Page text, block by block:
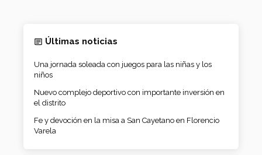
Últimas noticias
Una jornada soleada con juegos para las niñas y los
niños
Nuevo complejo deportivo con importante inversión en
el distrito
Fe y devoción en la misa a San Cayetano en Florencio
Varela